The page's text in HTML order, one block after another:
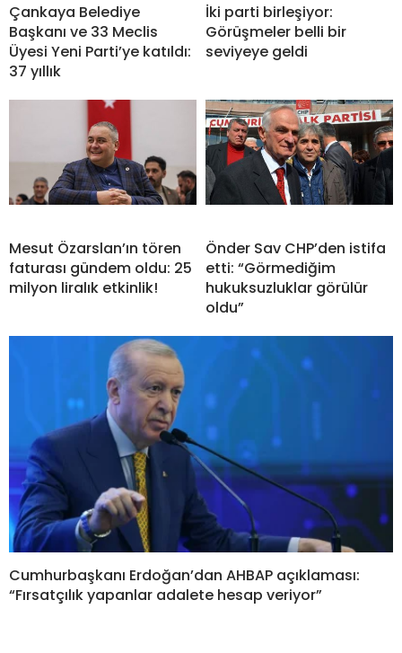
Çankaya Belediye
Başkanı ve 33 Meclis
Üyesi Yeni Parti’ye katıldı:
37 yıllık
İki parti birleşiyor:
Görüşmeler belli bir
seviyeye geldi
Mesut Özarslan’ın tören
faturası gündem oldu: 25
milyon liralık etkinlik!
Önder Sav CHP’den istifa
etti: “Görmediğim
hukuksuzluklar görülür
oldu”
Cumhurbaşkanı Erdoğan’dan AHBAP açıklaması:
“Fırsatçılık yapanlar adalete hesap veriyor”